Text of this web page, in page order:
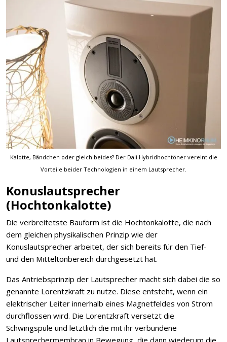
Kalotte, Bändchen oder gleich beides? Der Dali Hybridhochtöner vereint die
Vorteile beider Technologien in einem Lautsprecher.
Konuslautsprecher
(Hochtonkalotte)
Die verbreitetste Bauform ist die Hochtonkalotte, die nach
dem gleichen physikalischen Prinzip wie der
Konuslautsprecher arbeitet, der sich bereits für den Tief-
und den Mitteltonbereich durchgesetzt hat.
Das Antriebsprinzip der Lautsprecher macht sich dabei die so
genannte Lorentzkraft zu nutze. Diese entsteht, wenn ein
elektrischer Leiter innerhalb eines Magnetfeldes von Strom
durchflossen wird. Die Lorentzkraft versetzt die
Schwingspule und letztlich die mit ihr verbundene
Lautsprechermembran in Bewegung, die dann wiederum die